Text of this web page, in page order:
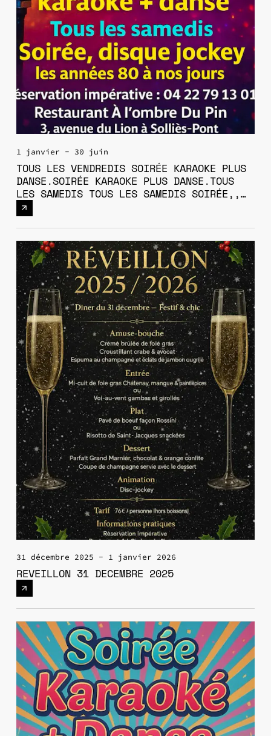
1 janvier - 30 juin
TOUS LES VENDREDIS SOIRÉE KARAOKE PLUS
DANSE.SOIRÉE KARAOKE PLUS DANSE.TOUS
LES SAMEDIS TOUS LES SAMEDIS SOIRÉE,,
DISQUE JOCKEY. RÉSERVATION, IMPÉRATIVE
04 22 79. 13. 01. POUR VOS ÉVÈNEMENTS,
FAMILIAUX OU PROFESSIONNELS,
ANNIVERSSAIRE, ETC.
31 décembre 2025 - 1 janvier 2026
REVEILLON 31 DECEMBRE 2025